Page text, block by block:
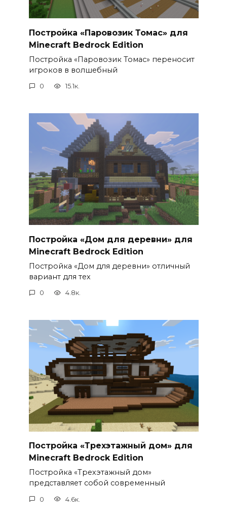
Постройка «Паровозик Томас» для
Minecraft Bedrock Edition
Постройка «Паровозик Томас» переносит
игроков в волшебный
0 15.1к.
Постройка «Дом для деревни» для
Minecraft Bedrock Edition
Постройка «Дом для деревни» отличный
вариант для тех
0 4.8к.
Постройка «Трехэтажный дом» для
Minecraft Bedrock Edition
Постройка «Трехэтажный дом»
представляет собой современный
0 4.6к.